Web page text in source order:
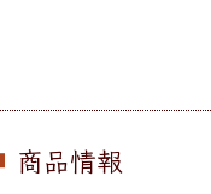
商品情報